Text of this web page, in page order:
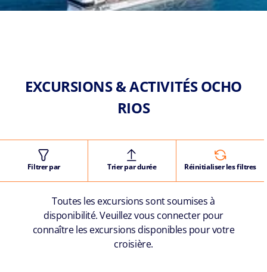
EXCURSIONS & ACTIVITÉS OCHO
RIOS
Filtrer par Trier par durée Réinitialiser les filtres
Toutes les excursions sont soumises à
disponibilité. Veuillez vous connecter pour
connaître les excursions disponibles pour votre
croisière.